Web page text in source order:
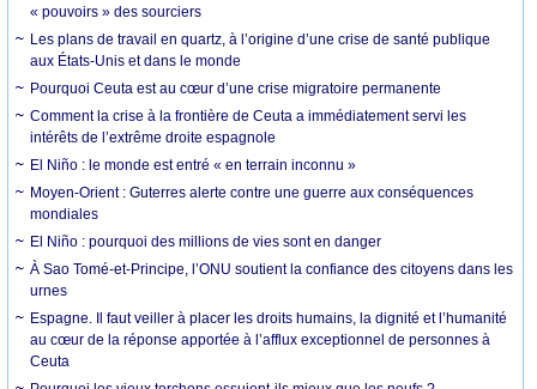
« pouvoirs » des sourciers
Les plans de travail en quartz, à l’origine d’une crise de santé publique
aux États-Unis et dans le monde
Pourquoi Ceuta est au cœur d’une crise migratoire permanente
Comment la crise à la frontière de Ceuta a immédiatement servi les
intérêts de l’extrême droite espagnole
El Niño : le monde est entré « en terrain inconnu »
Moyen-Orient : Guterres alerte contre une guerre aux conséquences
mondiales
El Niño : pourquoi des millions de vies sont en danger
À Sao Tomé-et-Principe, l’ONU soutient la confiance des citoyens dans les
urnes
Espagne. Il faut veiller à placer les droits humains, la dignité et l’humanité
au cœur de la réponse apportée à l’afflux exceptionnel de personnes à
Ceuta